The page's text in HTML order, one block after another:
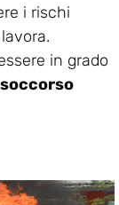
i rischi
in grado